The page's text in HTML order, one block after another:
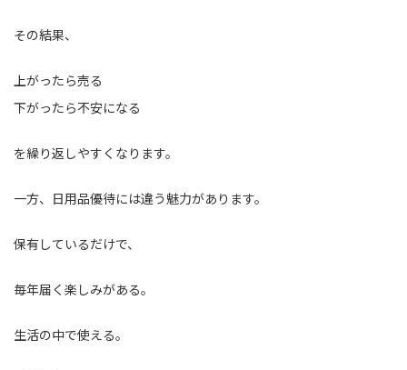
その結果、
上がったら売る
下がったら不安になる
を繰り返しやすくなります。
一方、日用品優待には違う魅力があります。
保有しているだけで、
毎年届く楽しみがある。
生活の中で使える。